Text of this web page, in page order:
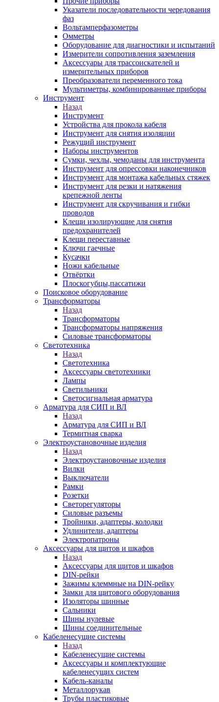
Указатели последовательности чередования
фаз
Вольтамперфазометры
Омметры
Оборудование для диагностики и испытаний
Измерители сопротивления заземления
Аксессуары для трассоискателей и
измерительных приборов
Преобразователи переменного тока
Мультиметры, комбинированные приборы
Инструмент
Назад
Инструмент
Устройства для прокола кабеля
Инструмент для снятия изоляции
Режущий инструмент
Наборы инструментов
Сумки, чехлы, чемоданы для инструмента
Инструмент для опрессовки наконечников
Инструмент для монтажа кабельных стяжек
Инструмент для резки и натяжения
крепежной ленты
Инструмент для скручивания и гибки
проводов
Клещи изолирующие для снятия
предохранителей
Клещи переставные
Ключи гаечные
Кусачки
Ножи кабельные
Отвёртки
Плоскогубцы,пассатижи
Поисковое оборудование
Трансформаторы
Назад
Трансформаторы
Трансформаторы напряжения
Силовые трансформаторы
Светотехника
Назад
Светотехника
Аксессуары светотехники
Лампы
Светильники
Светосигнальная арматура
Арматура для СИП и ВЛ
Назад
Арматура для СИП и ВЛ
Термитная сварка
Электроустановочные изделия
Назад
Электроустановочные изделия
Вилки
Выключатели
Рамки
Розетки
Светорегуляторы
Силовые разъемы
Тройники, адаптеры, колодки
Удлинители, адаптеры
Электропатроны
Аксессуары для щитов и шкафов
Назад
Аксессуары для щитов и шкафов
DIN-рейки
Зажимы клеммные на DIN-рейку
Замки для щитового оборудования
Изоляторы шинные
Сальники
Шины нулевые
Шины соединительные
Кабеленесущие системы
Назад
Кабеленесущие системы
Аксессуары и комплектующие
кабеленесущих систем
Кабель-каналы
Металлорукав
Трубы пластиковые